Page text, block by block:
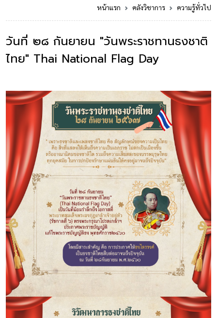
หน้าแรก คลังวิชาการ ความรู้ทั่วไป
วันที่ ๒๘ กันยายน "วันพระราชทานธงชาติ
ไทย" Thai National Flag Day